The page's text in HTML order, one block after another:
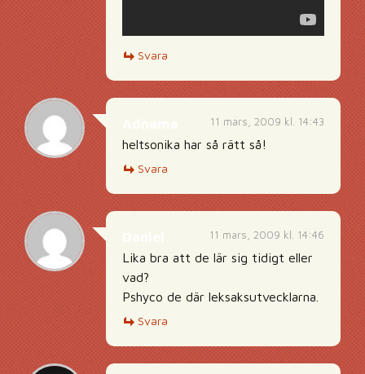
Svara
11 mars, 2009 kl. 14:43
heltsonika har så rätt så!
Svara
11 mars, 2009 kl. 14:46
Lika bra att de lär sig tidigt eller
vad?
Pshyco de där leksaksutvecklarna.
Svara